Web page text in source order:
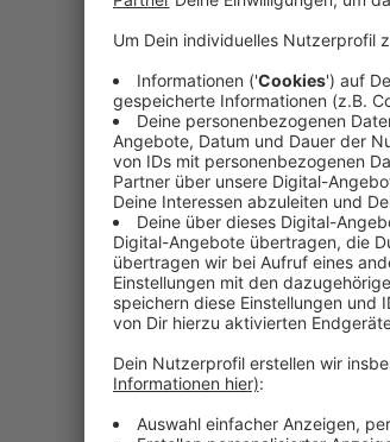
Vielerorts
wohl noch
da Sprit
Fahren
den
auf
Außerdem
wenig
Anzeige
Apps